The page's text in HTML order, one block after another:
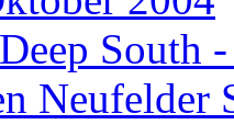
South
Neufelder